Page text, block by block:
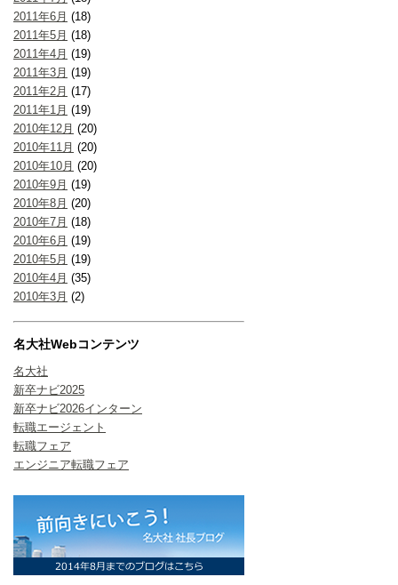
2011年6月 (18)
2011年5月 (18)
2011年4月 (19)
2011年3月 (19)
2011年2月 (17)
2011年1月 (19)
2010年12月 (20)
2010年11月 (20)
2010年10月 (20)
2010年9月 (19)
2010年8月 (20)
2010年7月 (18)
2010年6月 (19)
2010年5月 (19)
2010年4月 (35)
2010年3月 (2)
名大社Webコンテンツ
名大社
新卒ナビ2025
新卒ナビ2026インターン
転職エージェント
転職フェア
エンジニア転職フェア